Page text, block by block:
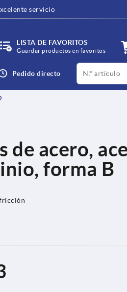
servicio
LISTA DE FAVORITOS
Guardar productos en favoritos
Pedido directo
productCode
de acero,
forma B